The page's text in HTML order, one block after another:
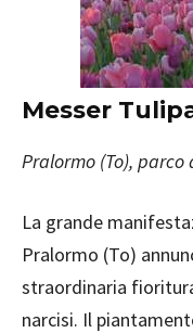
Messer
Pralormo (To), parco
La grande
Pralormo (To)
straordinaria
narcisi. Il